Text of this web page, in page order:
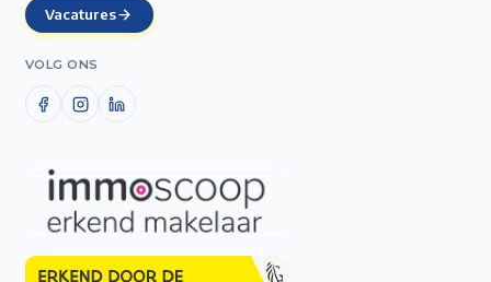
Vacatures
VOLG ONS